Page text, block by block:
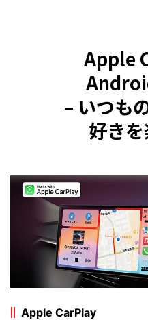
Apple
– いつも
好きを
Apple CarPlay